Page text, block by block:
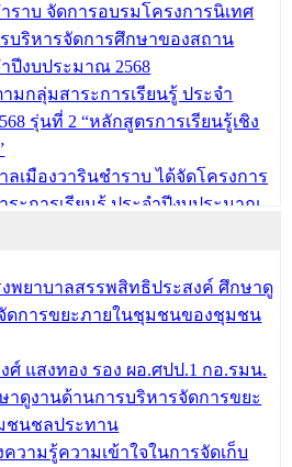
ราบ จัดการอบรมโครงการนิเทศ
บริหารจัดการศึกษาของสถาน
ปีงบประมาณ 2568
มกลุ่มสาระการเรียนรู้ ประจำ
รุ่นที่ 2 “หลักสูตรการเรียนรู้เชิง
ลเมืองวารินชำราบ ได้จัดโครงการ
ะการเรียนรู้ ประจำปีงบประมาณ
นัก/กองการศึกษาดีเด่น ในงาน
การและงานมหกรรมการจัดการ
เทศครั้งที่ 14 ประจำปี 2568
พยาบาลสรรพสิทธิประสงค์ ศึกษาดู
ดการขยะภายในชุมชนของชุมชน
แสงทอง รอง ผอ.ศปป.1 กอ.รมน.
ดูงานด้านการบริหารจัดการขยะ
ชนชลประทาน
วามรู้ความเข้าใจในการจัดเก็บ